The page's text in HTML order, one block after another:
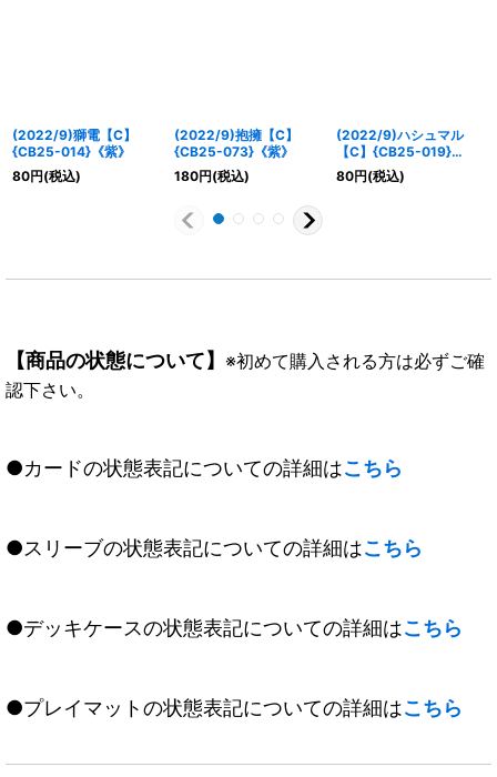
(2022/9)獅電【C】
{CB25-014}《紫》
80円(税込)
(2022/9)抱擁【C】
{CB25-073}《紫》
180円(税込)
(2022/9)ハシュマル
【C】{CB25-019}
《紫》
80円(税込)
【商品の状態について】 ※初めて購入される方は必ずご確
認下さい。
●カードの状態表記についての詳細はこちら
●スリーブの状態表記についての詳細はこちら
●デッキケースの状態表記についての詳細はこちら
●プレイマットの状態表記についての詳細はこちら